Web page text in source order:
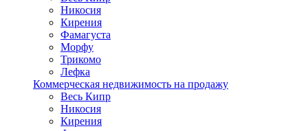
Никосия
Кирения
Фамагуста
Морфу
Трикомо
Лефка
Коммерческая недвижимость на продажу
Весь Кипр
Никосия
Кирения